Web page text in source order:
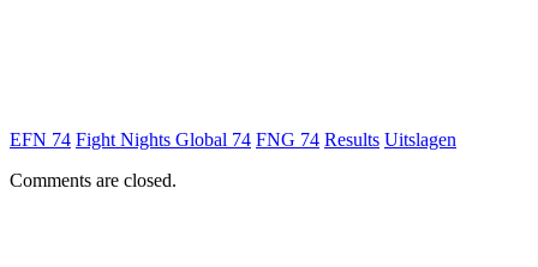
EFN 74 Fight Nights Global 74 FNG 74 Results Uitslagen
Comments are closed.